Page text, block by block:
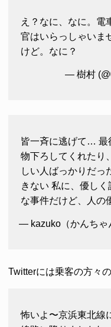
え？なに、なに。電
官はいらっしゃいま
けど。なに？
— 樹村
皆一斉に逃げて… 最
物下ろしてくれたり
しい人ばっかりだっ
きない 私に、優し
な事件だけど、人の
— kazuko（かんち
Twitterには乗客の方々
怖いよ〜京浜東北線